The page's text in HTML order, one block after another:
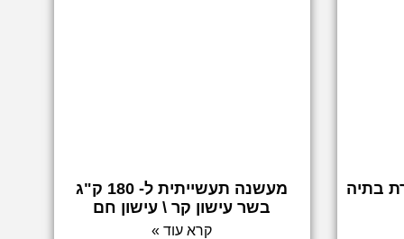
בתיה
מעשנה תעשייתית ל- 180 ק"ג
בשר עישון קר \ עישון חם
קרא עוד »